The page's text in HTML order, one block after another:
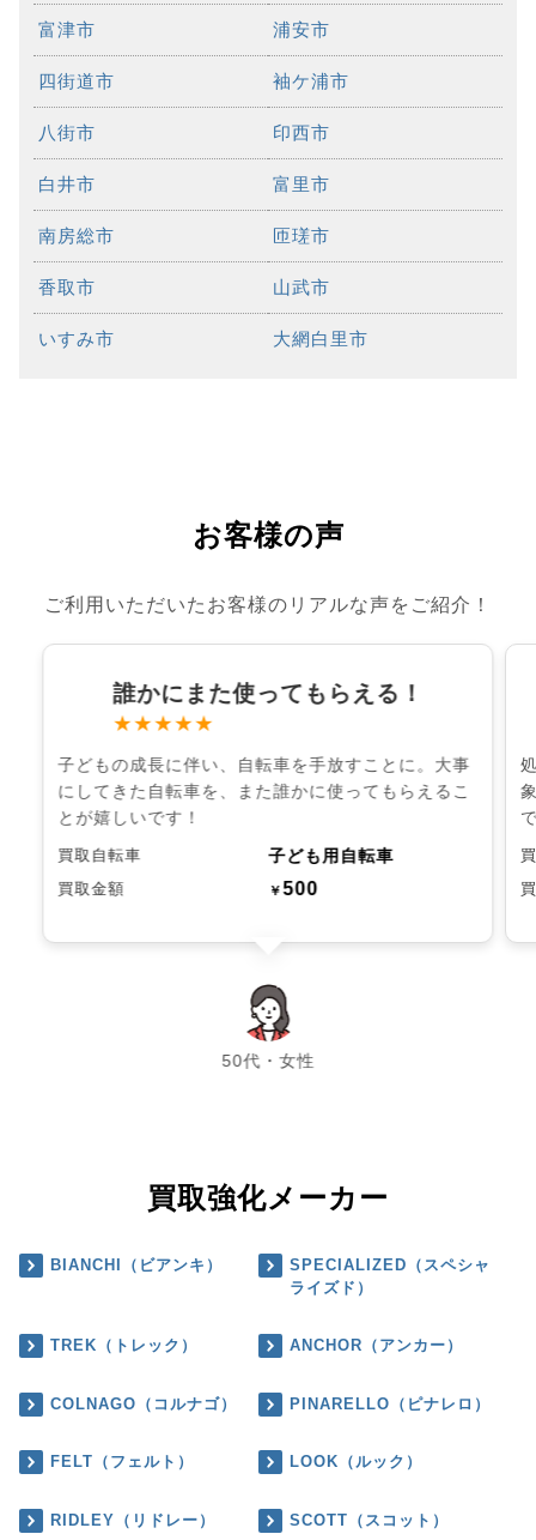
富津市 浦安市
四街道市 袖ケ浦市
八街市 印西市
白井市 富里市
南房総市 匝瑳市
香取市 山武市
いすみ市 大網白里市
お客様の声
ご利用いただいたお客様のリアルな声をご紹介！
誰かにまた使ってもらえる！
★★★★★
子どもの成長に伴い、自転車を手放すことに。大事
にしてきた自転車を、また誰かに使ってもらえるこ
とが嬉しいです！
買取自転車 子ども用自転車
買取金額 ￥500
50代・女性
chevron_left chevron_right
買取強化メーカー
BIANCHI（ビアンキ）
SPECIALIZED（スペシャ
ライズド）
TREK（トレック） ANCHOR（アンカー）
COLNAGO（コルナゴ） PINARELLO（ピナレロ）
FELT（フェルト） LOOK（ルック）
RIDLEY（リドレー） SCOTT（スコット）